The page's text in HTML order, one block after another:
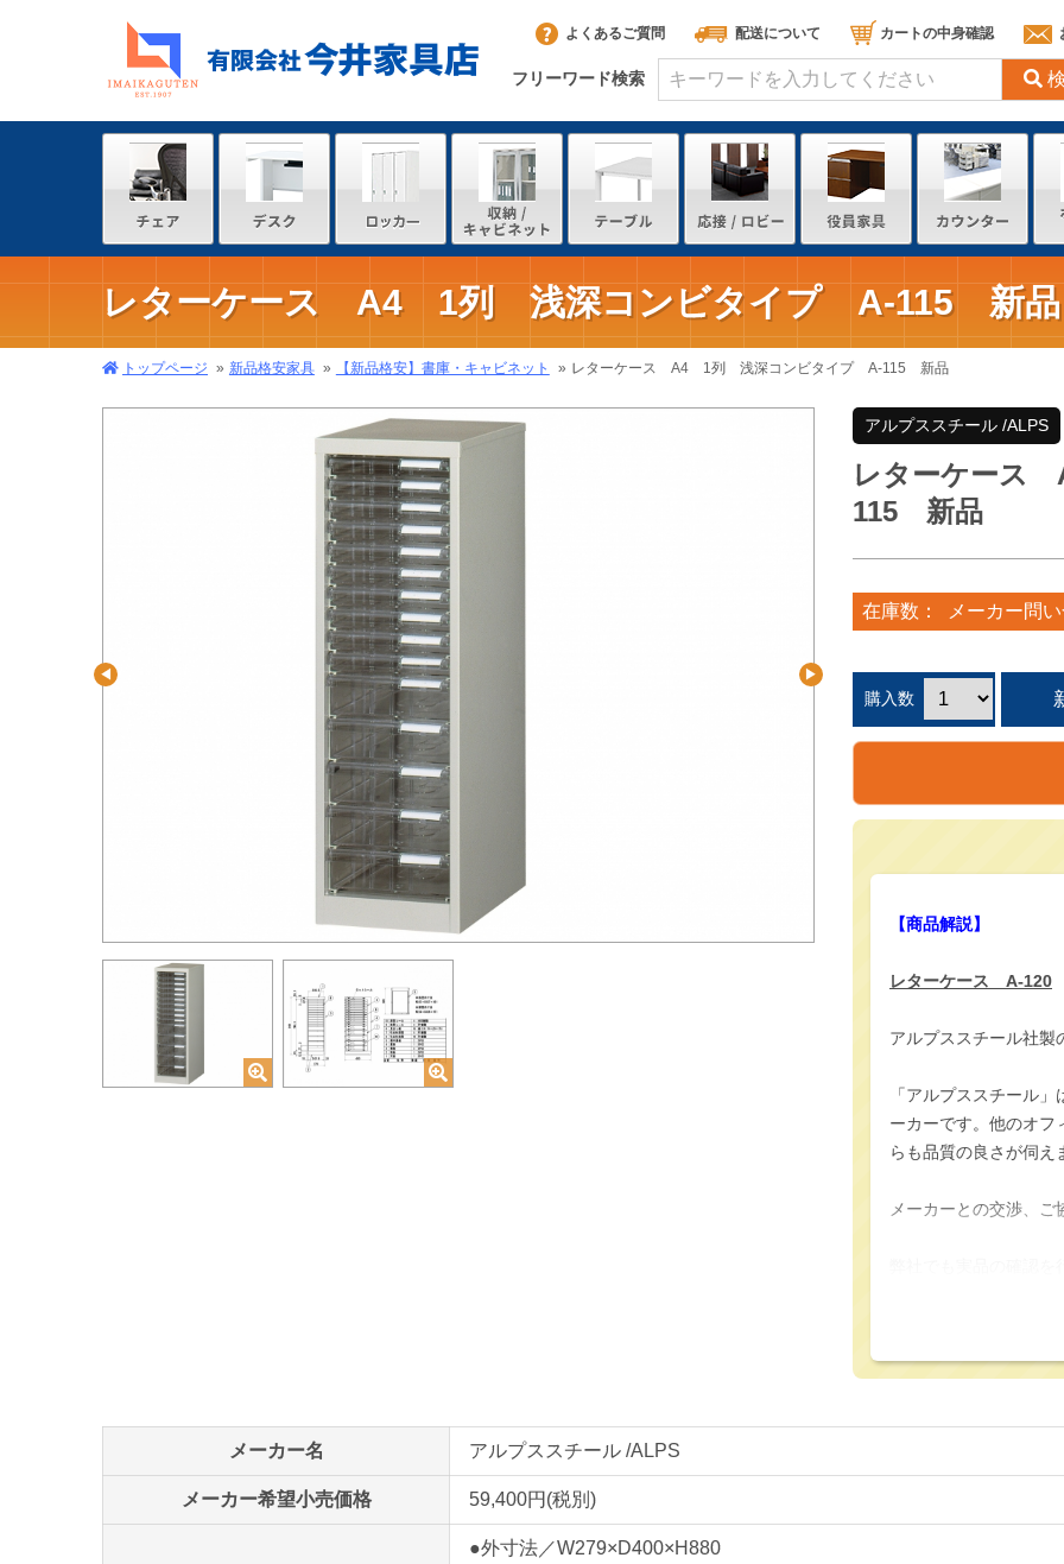
よくあるご質問 配送について カートの中身確認
フリーワード検索
レターケース A4 1列 浅深コンビタイプ A-115 新品
トップページ 新品格安家具 【新品格安】書庫・キャビネット レターケース A4 1列 浅深コンビタイプ A-115 新品
アルプススチール /ALPS
レターケー
115 新品
在庫数： メーカー問
購入数
【商品解説】
レターケース A-120
アルプススチール社製
「アルプススチール
ーカーです。他のオフ
らも品質の良さが伺え
メーカーとの交渉、
■A4縦1列
■キャスター付きベー
メーカー名 アルプススチール /ALPS
メーカー希望小売価格 59,400円(税別)
●外寸法／W279×D400×H880